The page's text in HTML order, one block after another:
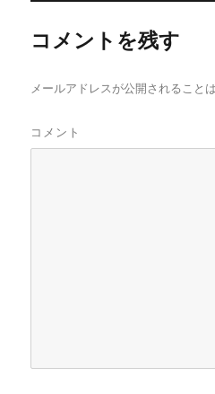
コメントを残す
メールアドレスが公開されること
コメント